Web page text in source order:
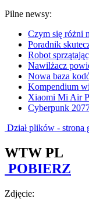
Pilne newsy:
Czym się różni
Poradnik
Robot
Nawilżacz
Nowa baza
Kompendium
Xiaomi Mi Air
Cyberpunk
Dział plików - strona
WTW PL
POBIERZ
Zdjęcie: